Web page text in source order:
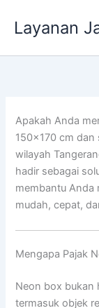
Layanan
Apakah Anda
150×170 cm
wilayah
hadir sebagai
membantu Anda
mudah, cepat,
Mengapa Pajak
Neon box bukan
termasuk objek